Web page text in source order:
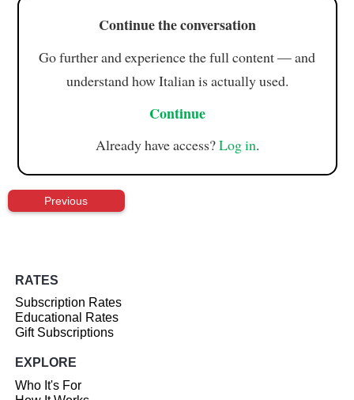
Continue the conversation
Go further and experience the full content — and
understand how Italian is actually used.
Continue
Already have access?Log in.
Previous
RATES
Subscription Rates
Educational Rates
Gift Subscriptions
EXPLORE
Who It's For